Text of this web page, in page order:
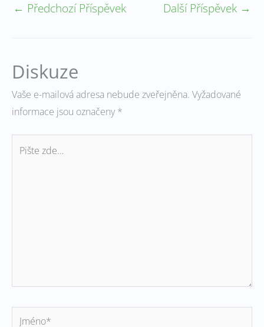
← Předchozí Příspěvek Další Příspěvek →
Diskuze
Vaše e-mailová adresa nebude zveřejněna. Vyžadované
informace jsou označeny *
Jméno*